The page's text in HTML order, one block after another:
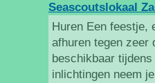
Seascoutslokaal
Huren Een feestje,
afhuren tegen zeer
beschikbaar
inlichtingen neem